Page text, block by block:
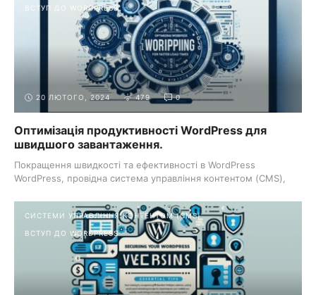
ВСТУП ДО WORDPRESS
20 ЛЮТОГО, 2024 479 0
Оптимізація продуктивності WordPress для
швидшого завантаження.
Покращення швидкості та ефективності в WordPress
WordPress, провідна система управління контентом (CMS),
СИСТЕМИ УПРАВЛІННЯ КОНТЕНТОМ (CMS)
ВСТУП ДО WORDPRESS